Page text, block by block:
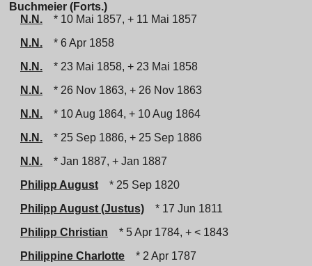
Buchmeier (Forts.)
N.N.
* 10 Mai 1857, + 11 Mai 1857
N.N.
* 6 Apr 1858
N.N.
* 23 Mai 1858, + 23 Mai 1858
N.N.
* 26 Nov 1863, + 26 Nov 1863
N.N.
* 10 Aug 1864, + 10 Aug 1864
N.N.
* 25 Sep 1886, + 25 Sep 1886
N.N.
* Jan 1887, + Jan 1887
Philipp August
* 25 Sep 1820
Philipp August (Justus)
* 17 Jun 1811
Philipp Christian
* 5 Apr 1784, + < 1843
Philippine Charlotte
* 2 Apr 1787